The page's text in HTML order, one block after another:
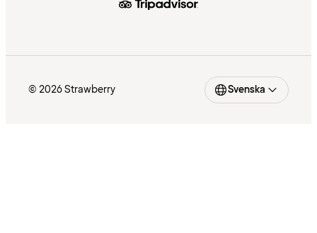
© 2026 Strawberry Svenska